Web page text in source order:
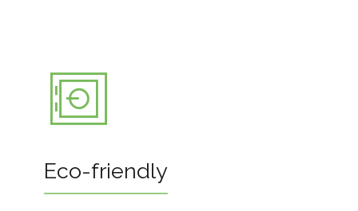
Eco-friendly